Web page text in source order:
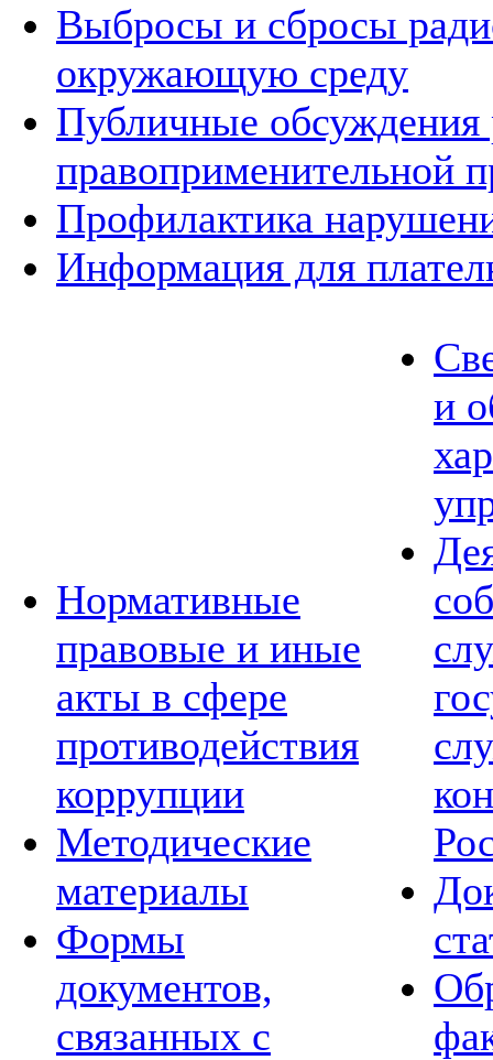
Выбросы и сбросы
окружающую среду
Публичные обсуждения
правоприменительной
Профилактика
Информация для
Нормативные
правовые и иные
акты в сфере
противодействия
коррупции
Методические
материалы
Формы
документов,
связанных с
и